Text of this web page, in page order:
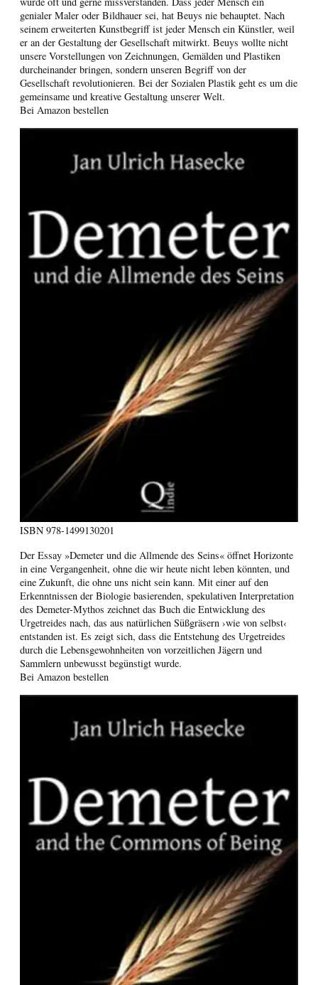
genialer Maler oder Bildhauer sei, hat Beuys nie behauptet. Nach
seinem erweiterten Kunstbegriff ist jeder Mensch ein Künstler, weil
er an der Gestaltung der Gesellschaft mitwirkt. Beuys wollte nicht
unsere Vorstellungen von Zeichnungen, Gemälden und Plastiken
durcheinander bringen, sondern unseren Begriff von der
Gesellschaft revolutionieren. Bei der Sozialen Plastik geht es um die
gemeinsame und kreative Gestaltung unserer Welt.
Bei Amazon bestellen
ISBN 978-1499130201
Der Essay »Demeter und die Allmende des Seins« öffnet Horizonte
in eine Vergangenheit, ohne die wir heute nicht leben könnten, und
eine Zukunft, die ohne uns nicht sein kann. Mit einer auf den
Erkenntnissen der Biologie basierenden, spekulativen Interpretation
des Demeter-Mythos zeichnet das Buch die Entwicklung des
Urgetreides nach, das aus natürlichen Süßgräsern ›wie von selbst‹
entstanden ist. Es zeigt sich, dass die Entstehung des Urgetreides
durch die Lebensgewohnheiten von vorzeitlichen Jägern und
Sammlern unbewusst begünstigt wurde.
Bei Amazon bestellen